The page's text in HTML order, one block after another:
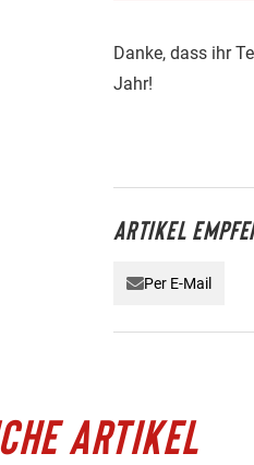
Danke, dass ihr
Jahr!
ARTIKEL
Per E-Mail
ARTIKEL